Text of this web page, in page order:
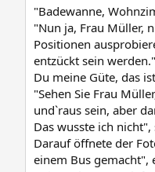
"Badewanne,
"Nun ja, Frau Müller,
Positionen
entzückt sein werden."
Du meine Güte, das
"Sehen Sie Frau
und`raus sein, aber
Das wusste ich
Darauf öffnete der
einem Bus gemacht",